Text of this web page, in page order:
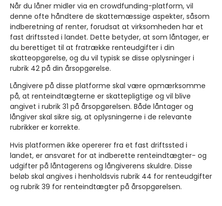
Når du låner midler via en crowdfunding-platform, vil
denne ofte håndtere de skattemæssige aspekter, såsom
indberetning af renter, forudsat at virksomheden har et
fast driftssted i landet. Dette betyder, at som låntager, er
du berettiget til at fratrække renteudgifter i din
skatteopgørelse, og du vil typisk se disse oplysninger i
rubrik 42 på din årsopgørelse.
Långivere på disse platforme skal være opmærksomme
på, at renteindtægterne er skattepligtige og vil blive
angivet i rubrik 31 på årsopgørelsen. Både låntager og
långiver skal sikre sig, at oplysningerne i de relevante
rubrikker er korrekte.
Hvis platformen ikke opererer fra et fast driftssted i
landet, er ansvaret for at indberette renteindtægter- og
udgifter på låntagerens og långiverens skuldre. Disse
beløb skal angives i henholdsvis rubrik 44 for renteudgifter
og rubrik 39 for renteindtægter på årsopgørelsen.